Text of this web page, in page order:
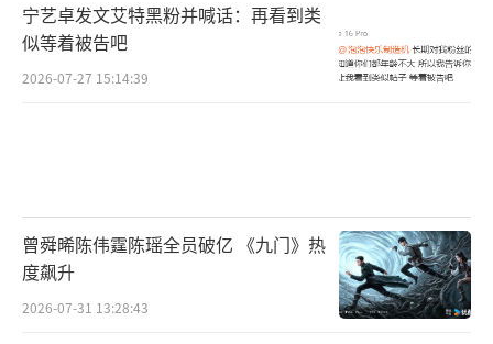
宁艺卓发文艾特黑粉并喊话：再看到类
似等着被告吧
2026-07-27 15:14:39
曾舜晞陈伟霆陈瑶全员破亿 《九门》热
度飙升
2026-07-31 13:28:43